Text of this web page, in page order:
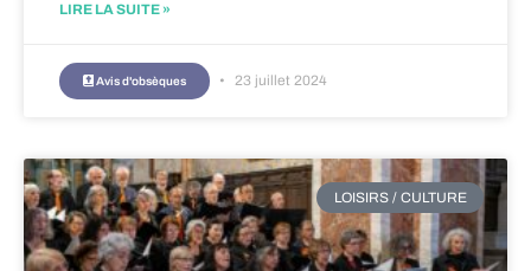
LIRE LA SUITE »
Avis d'obsèques 23 juillet 2024
LOISIRS / CULTURE